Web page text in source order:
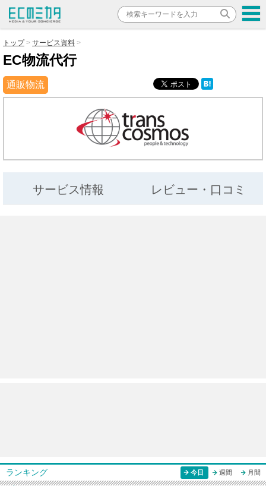
トップ サービス資料
EC物流代行
通販物流
サービス情報 レビュー・口コミ
ランキング 今日 週間 月間